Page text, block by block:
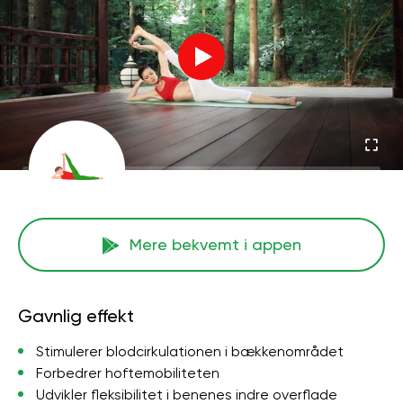
Mere bekvemt i appen
Gavnlig effekt
Stimulerer blodcirkulationen i bækkenområdet
Forbedrer hoftemobiliteten
Udvikler fleksibilitet i benenes indre overflade